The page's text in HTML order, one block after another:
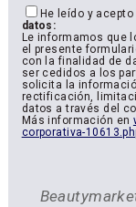
He leído y acepto
datos:
Le informamos que
el presente
con la finalidad de
ser cedidos a los
solicita la
rectificación,
datos a través del
Más información en
corporativa-